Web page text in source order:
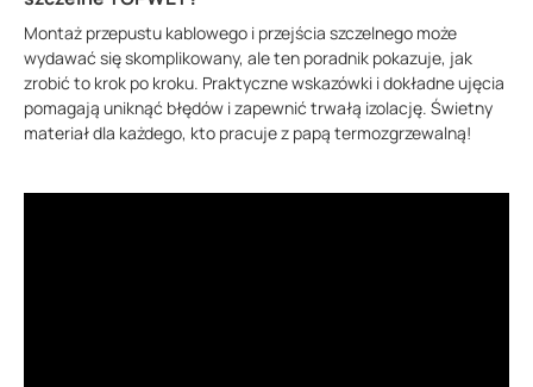
Montaż przepustu kablowego i przejścia szczelnego może
wydawać się skomplikowany, ale ten poradnik pokazuje, jak
zrobić to krok po kroku. Praktyczne wskazówki i dokładne ujęcia
pomagają uniknąć błędów i zapewnić trwałą izolację. Świetny
materiał dla każdego, kto pracuje z papą termozgrzewalną!